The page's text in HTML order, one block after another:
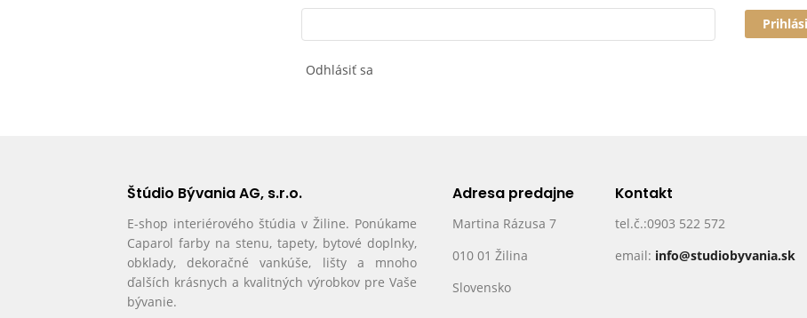
Odhlásiť sa
Štúdio Bývania AG, s.r.o.
E-shop interiérového štúdia v Žiline. Ponúkame
Caparol farby na stenu, tapety, bytové doplnky,
obklady, dekoračné vankúše, lišty a mnoho
ďalších krásnych a kvalitných výrobkov pre Vaše
bývanie.
Adresa predajne
Martina Rázusa 7
010 01 Žilina
Slovensko
Kontakt
tel.č.:0903 522 572
email: info@studiobyvania.sk